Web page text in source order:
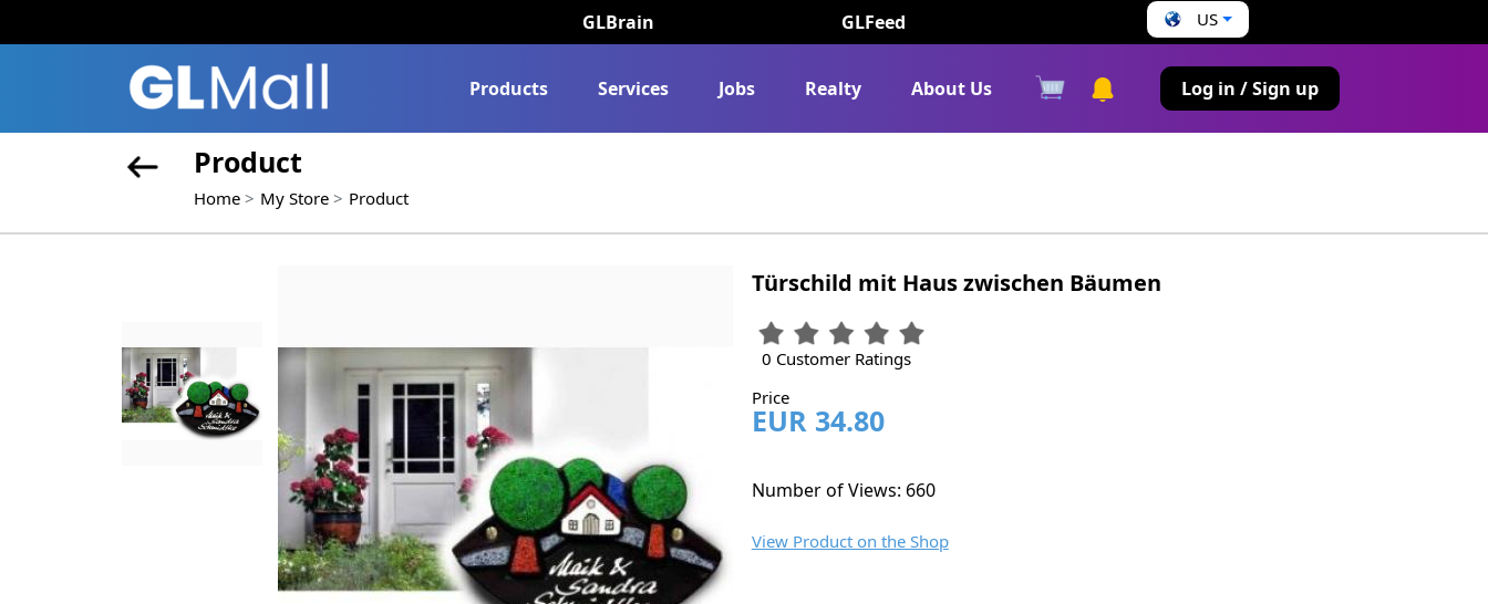
GLBrain GLFeed US
Products Services Jobs Realty About Us Log in / Sign up
Product
Home My Store Product
Türschild mit Haus zwischen Bäumen
0 Customer Ratings
Price
EUR 34.80
Number of Views: 660
View Product on the Shop